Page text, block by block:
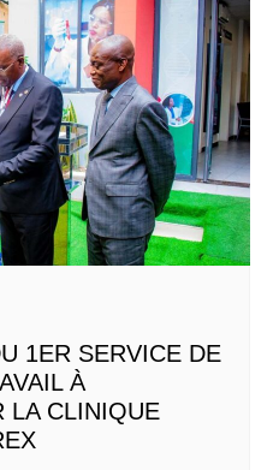
1ER SERVICE DE
À
LA CLINIQUE